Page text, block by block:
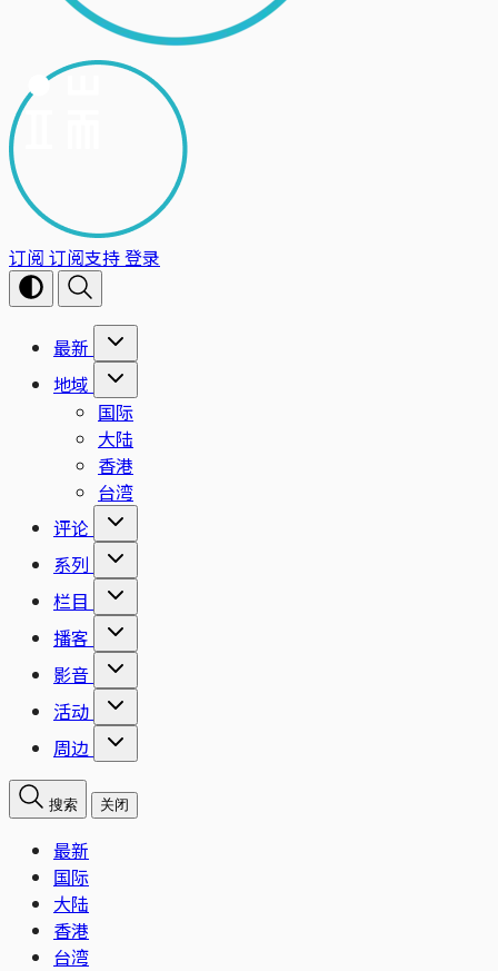
订阅 订阅支持登录
最新
地域
国际
大陆
香港
台湾
评论
系列
栏目
播客
影音
活动
周边
搜索 关闭
最新
国际
大陆
香港
台湾